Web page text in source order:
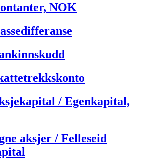
NOK
/ Egenkapital,
aksjer / Felleseid